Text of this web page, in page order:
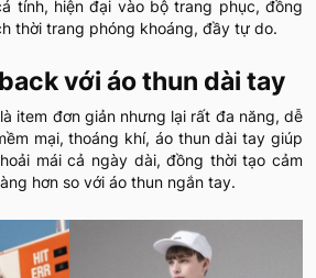
tính, hiện đại vào bộ trang phục, đồng
thời trang phóng khoáng, đầy tự do.
với áo thun dài tay
item đơn giản nhưng lại rất đa năng, dễ
mại, thoáng khí, áo thun dài tay giúp
mái cả ngày dài, đồng thời tạo cảm
hơn so với áo thun ngắn tay.